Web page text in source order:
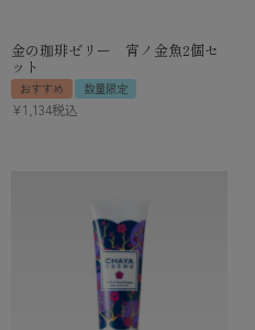
金の珈琲ゼリー 宵ノ金魚2個セ
ット
おすすめ 数量限定
¥1,134税込